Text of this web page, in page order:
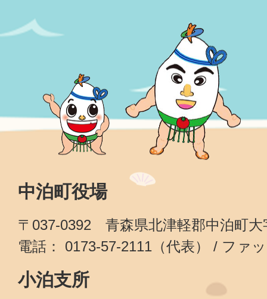
中泊町役場
〒037-0392 青森県北津軽郡中泊町大
電話： 0173-57-2111（代表） / ファ
小泊支所